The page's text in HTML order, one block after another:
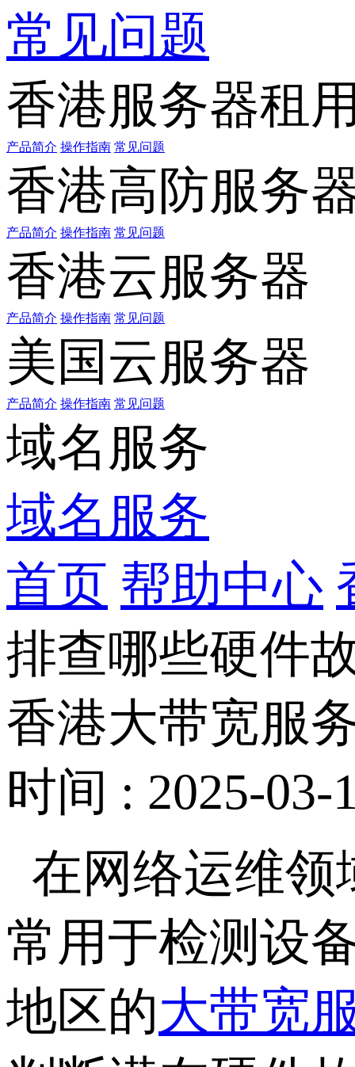
常见问题
香港服务器租
产品简介 操作指南 常见问题
香港高防服务
产品简介 操作指南 常见问题
香港云服务器
产品简介 操作指南 常见问题
美国云服务器
产品简介 操作指南 常见问题
域名服务
域名服务
首页 帮助中心
排查哪些硬件
香港大带宽服
时间 : 2025-03-
在网络运维领
常用于检测设
地区的大带宽